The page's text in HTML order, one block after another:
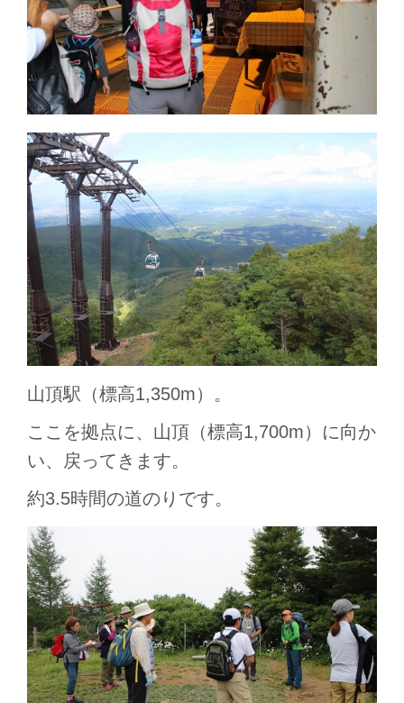
山頂駅（標高1,350m）。
ここを拠点に、山頂（標高1,700m）に向か
い、戻ってきます。
約3.5時間の道のりです。